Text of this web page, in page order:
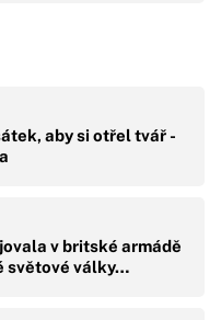
aby si otřel tvář -
v britské armádě
světové války…